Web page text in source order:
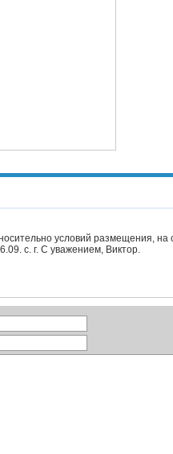
условий размещения, на
с. г. С уважением, Виктор.